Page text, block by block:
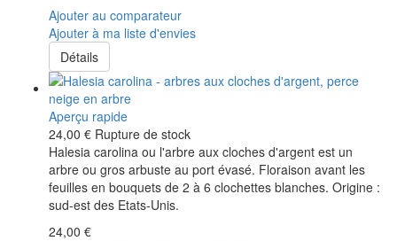
Ajouter au comparateur
Ajouter à ma liste d'envies
Détails
Aperçu rapide
24,00 € Rupture de stock
Halesia carolina ou l'arbre aux cloches d'argent est un
arbre ou gros arbuste au port évasé. Floraison avant les
feuilles en bouquets de 2 à 6 clochettes blanches. Origine :
sud-est des Etats-Unis.
24,00 €